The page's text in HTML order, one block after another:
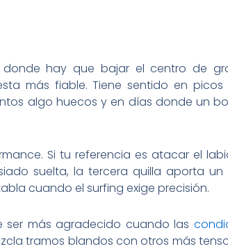
hay que bajar el centro de
más fiable. Tiene sentido en
algo huecos y en días donde un
Si tu referencia es atacar el
suelta, la tercera quilla aporta
cuando el surfing exige precisión.
ser más agradecido cuando las
tramos blandos con otros más